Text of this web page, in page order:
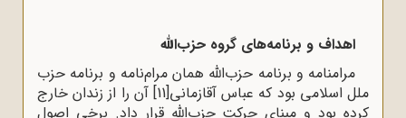
اهداف و برنامه‌های گروه حزب‌الله
مرامنامه و برنامه حزب‌الله همان مرام‌نامه و برنامه حزب
ملل اسلامی بود که عباس آقازمانی[11]
آن را از زندان خارج
کرده بود و مبنای حرکت حزب‌الله قرار داد. برخی اصول